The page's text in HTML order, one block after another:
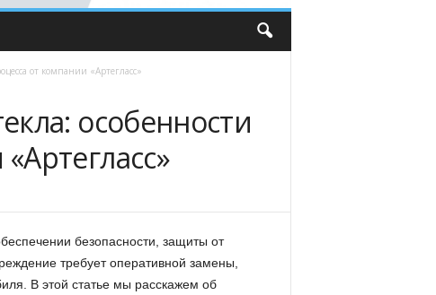
от компании «Артегласс»
особенности
безопасности, защиты от
требует оперативной замены,
В этой статье мы расскажем об